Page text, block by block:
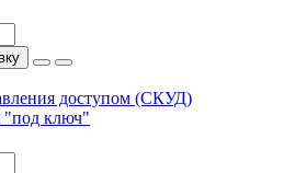
доступом (СКУД)
"под ключ"